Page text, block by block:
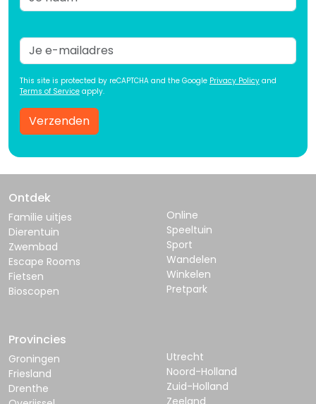
This site is protected by reCAPTCHA and the Google Privacy Policy and
Terms of Service apply.
Verzenden
Ontdek
Familie uitjes
Dierentuin
Zwembad
Escape Rooms
Fietsen
Bioscopen
Online
Speeltuin
Sport
Wandelen
Winkelen
Pretpark
Provincies
Groningen
Friesland
Drenthe
Utrecht
Noord-Holland
Zuid-Holland